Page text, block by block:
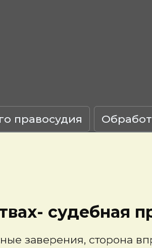
правосудия
судебная
заверения, сторона